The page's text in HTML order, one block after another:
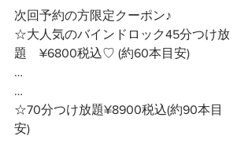
次回予約の方限定クーポン♪
☆大人気のバインドロック45分つけ放
題　¥6800税込♡ (約60本目安)
…
…
☆70分つけ放題¥8900税込(約90本目
安)